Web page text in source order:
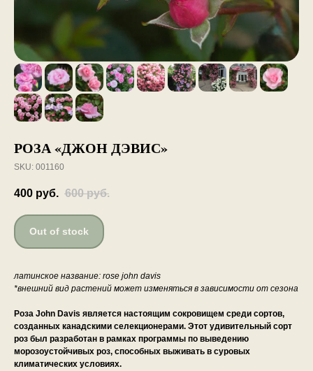
РОЗА «ДЖОН ДЭВИС»
SKU: 001160
400 руб. 600 руб.
Out of stock
латинское название: rose john davis
*внешний вид растений может изменяться в зависимости от сезона
Роза John Davis является настоящим сокровищем среди сортов,
созданных канадскими селекционерами. Этот удивительный сорт
роз был разработан в рамках программы по выведению
морозоустойчивых роз, способных выживать в суровых
климатических условиях.